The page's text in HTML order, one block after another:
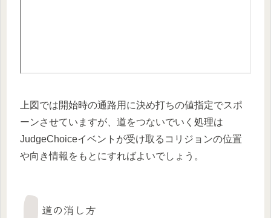
上図では開始時の通路用に決め打ちの値指定でスポ
ーンさせていますが、道をつないでいく処理は
JudgeChoiceイベントが受け取るコリジョンの位置
や向き情報をもとにすればよいでしょう。
道の消し方